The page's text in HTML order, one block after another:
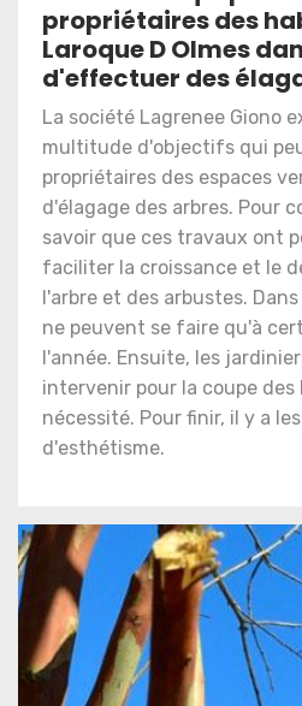
propriétaires des
Laroque D Olmes
d'effectuer des
La société Lagrenee Giono
multitude d'objectifs qui
propriétaires des espaces
d'élagage des arbres. Pour
savoir que ces travaux ont
faciliter la croissance et le
l'arbre et des arbustes.
ne peuvent se faire qu'à
l'année. Ensuite, les
intervenir pour la coupe des
nécessité. Pour finir, il y a
d'esthétisme.